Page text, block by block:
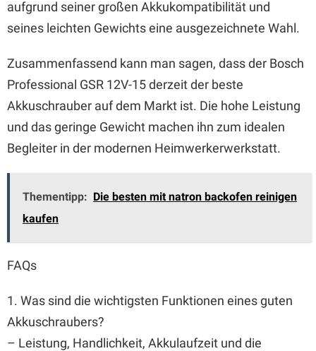
aufgrund seiner großen Akkukompatibilität und
seines leichten Gewichts eine ausgezeichnete Wahl.
Zusammenfassend kann man sagen, dass der Bosch
Professional GSR 12V-15 derzeit der beste
Akkuschrauber auf dem Markt ist. Die hohe Leistung
und das geringe Gewicht machen ihn zum idealen
Begleiter in der modernen Heimwerkerwerkstatt.
Thementipp: Die besten mit natron backofen reinigen
kaufen
FAQs
1. Was sind die wichtigsten Funktionen eines guten
Akkuschraubers?
– Leistung, Handlichkeit, Akkulaufzeit und die